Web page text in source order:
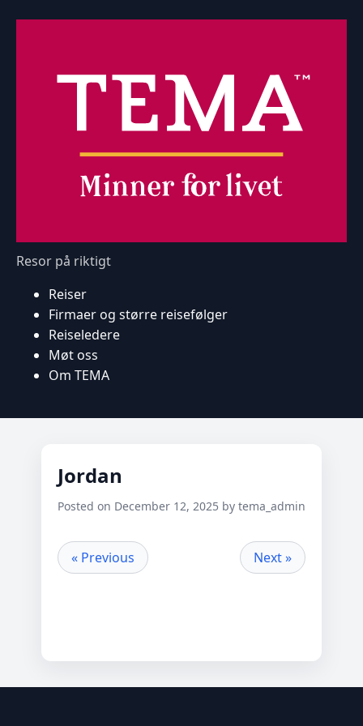
Resor på riktigt
Reiser
Firmaer og større reisefølger
Reiseledere
Møt oss
Om TEMA
Jordan
Posted on December 12, 2025 by tema_admin
« Previous Next »